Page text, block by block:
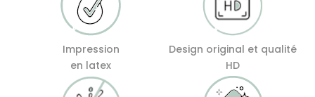
Impression
en latex
Design original et qualité
HD